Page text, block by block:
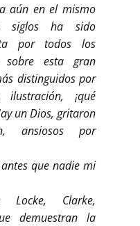
aún en el mismo
siglos ha sido
por todos los
esta gran
distinguidos por
¡qué
un Dios, gritaron
ansiosos por
que nadie mi
Locke, Clarke,
demuestran la